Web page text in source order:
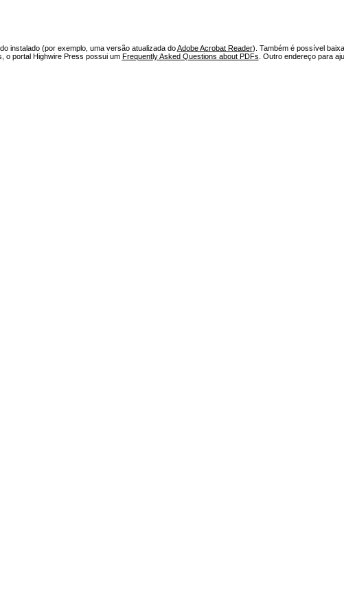
instalado (por exemplo, uma versão atualizada doAdobe Acrobat Reader). Também é possível
o portal Highwire Press possui um Frequently Asked Questions about PDFs . Outro endereço para